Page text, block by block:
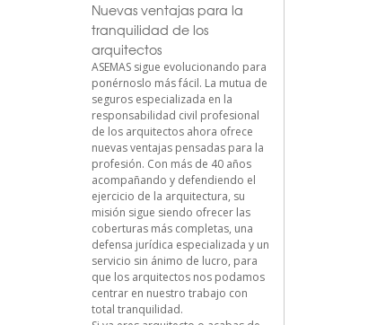
Nuevas ventajas para la
tranquilidad de los
arquitectos
ASEMAS sigue evolucionando para
ponérnoslo más fácil. La mutua de
seguros especializada en la
responsabilidad civil profesional
de los arquitectos ahora ofrece
nuevas ventajas pensadas para la
profesión. Con más de 40 años
acompañando y defendiendo el
ejercicio de la arquitectura, su
misión sigue siendo ofrecer las
coberturas más completas, una
defensa jurídica especializada y un
servicio sin ánimo de lucro, para
que los arquitectos nos podamos
centrar en nuestro trabajo con
total tranquilidad.